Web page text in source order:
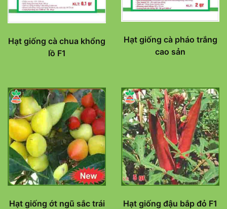
Hạt giống cà chua khổng
lồ F1
Hạt giống cà pháo trắng
cao sản
Hạt giống ớt ngũ sắc trái
Hạt giống đậu bắp đỏ F1